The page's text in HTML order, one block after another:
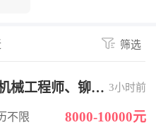
筛选
械工程师、铆焊 3小时前
不限 8000-10000元